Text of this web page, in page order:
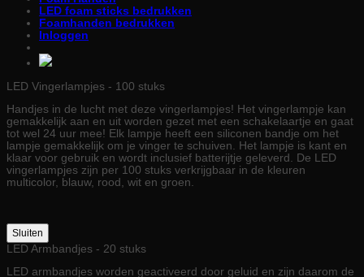
LED foam sticks bedrukken
Foamhanden bedrukken
Inloggen
LED Vingerlampjes - 100 stuks
Handjes in de lucht met deze vingerlampjes! Het vingerlampje kan
gemakkelijk aan en uit worden gezet met een schakelaartje en gaat
tot wel 24 uur mee! Elk lampje heeft een siliconen bandje om het
lampje gemakkelijk om je vinger te schuiven. Het lampje is kant en
klaar voor gebruik en wordt inclusief batterijtje geleverd. De LED
vingerlampjes zijn per 100 stuks verkrijgbaar in de kleuren
multicolor, blauw, rood, wit en groen.
Sluiten
LED Armbandjes - 20 stuks
LED armbandjes worden geactiveerd door geluid en zijn daarom de